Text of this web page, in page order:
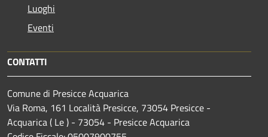
Luoghi
Eventi
CONTATTI
Comune di Presicce Acquarica
Via Roma, 161 Località Presicce, 73054 Presicce -
Acquarica ( Le ) - 73054 - Presicce Acquarica